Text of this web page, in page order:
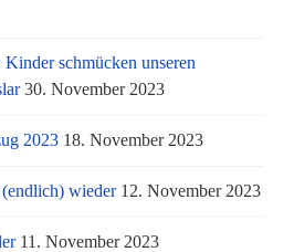
schmücken unseren
30. November 2023
2023 18. November 2023
wieder 12. November 2023
11. November 2023